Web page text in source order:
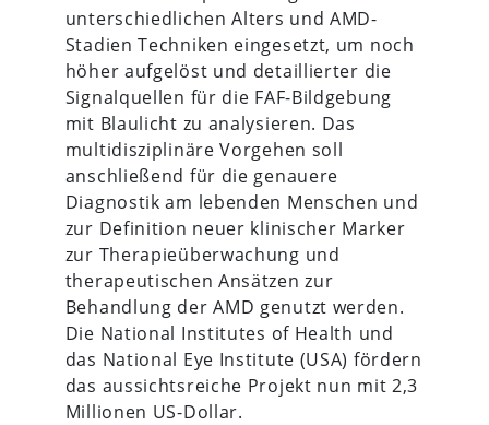
unterschiedlichen Alters und AMD-
Stadien Techniken eingesetzt, um noch
höher aufgelöst und detaillierter die
Signalquellen für die FAF-Bildgebung
mit Blaulicht zu analysieren. Das
multidisziplinäre Vorgehen soll
anschließend für die genauere
Diagnostik am lebenden Menschen und
zur Definition neuer klinischer Marker
zur Therapieüberwachung und
therapeutischen Ansätzen zur
Behandlung der AMD genutzt werden.
Die National Institutes of Health und
das National Eye Institute (USA) fördern
das aussichtsreiche Projekt nun mit 2,3
Millionen US-Dollar.